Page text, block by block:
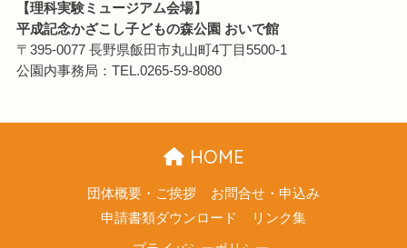
【理科実験ミュージアム会場】
平成記念かざこし子どもの森公園 おいで館
〒395-0077 長野県飯田市丸山町4丁目5500-1
公園内事務局：TEL.0265-59-8080
HOME
団体概要・ご挨拶
お問合せ・申込み
申請書類ダウンロード
リンク集